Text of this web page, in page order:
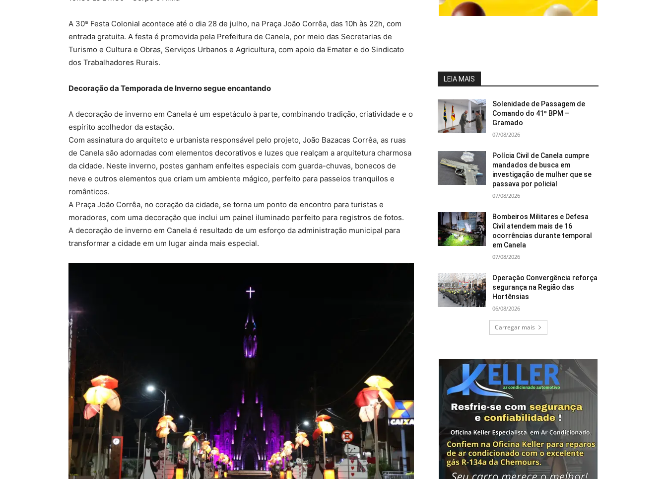
A 30ª Festa Colonial acontece até o dia 28 de julho, na Praça João Corrêa, das 10h às 22h, com
entrada gratuita. A festa é promovida pela Prefeitura de Canela, por meio das Secretarias de
Turismo e Cultura e Obras, Serviços Urbanos e Agricultura, com apoio da Emater e do Sindicato
dos Trabalhadores Rurais.
Decoração da Temporada de Inverno segue encantando
A decoração de inverno em Canela é um espetáculo à parte, combinando tradição, criatividade e o
espírito acolhedor da estação.
Com assinatura do arquiteto e urbanista responsável pelo projeto, João Bazacas Corrêa, as ruas
de Canela são adornadas com elementos decorativos e luzes que realçam a arquitetura charmosa
da cidade. Neste inverno, postes ganham enfeites especiais com guarda-chuvas, bonecos de
neve e outros elementos que criam um ambiente mágico, perfeito para passeios tranquilos e
românticos.
A Praça João Corrêa, no coração da cidade, se torna um ponto de encontro para turistas e
moradores, com uma decoração que inclui um painel iluminado perfeito para registros de fotos.
A decoração de inverno em Canela é resultado de um esforço da administração municipal para
transformar a cidade em um lugar ainda mais especial.
LEIA MAIS
Solenidade de Passagem de
Comando do 41º BPM –
Gramado
07/08/2026
Polícia Civil de Canela cumpre
mandados de busca em
investigação de mulher que se
passava por policial
07/08/2026
Bombeiros Militares e Defesa
Civil atendem mais de 16
ocorrências durante temporal
em Canela
07/08/2026
Operação Convergência reforça
segurança na Região das
Hortênsias
06/08/2026
Carregar mais